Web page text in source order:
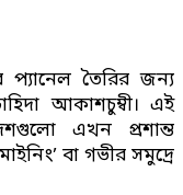
প্যানেল তৈরির জন্য
আকাশচুম্বী। এই
এখন প্রশান্ত
বা গভীর সমুদ্রে